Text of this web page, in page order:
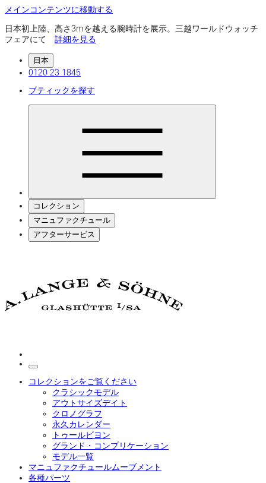
メインコンテンツに移動する
日本初上陸、高さ3mを越える腕時計を展示。三越ワールドウォッチ
フェアにて 詳細を見る
日本
0120 23 1845
ブティックを探す
コレクション
マニュファクチュール
アフターサービス
コレクションをご覧ください
クラシックモデル
アウトサイズデイト
クロノグラフ
永久カレンダー
トゥールビヨン
グランド・コンプリケーション
モデル一覧
マニュファクチュールムーブメント
各種パーツ